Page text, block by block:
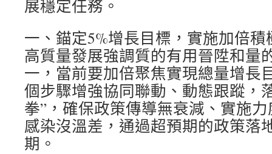
展穩定任務。
一、錨定5%增長目標，實施加倍
高質量發展強調質的有用晉陞和量
一，當前要加倍聚焦實現總量增長
個步驟增強協同聯動、動態跟蹤，
拳”，確保政策傳導無衰減、實施
感染沒溫差，通過超預期的政策落
期。